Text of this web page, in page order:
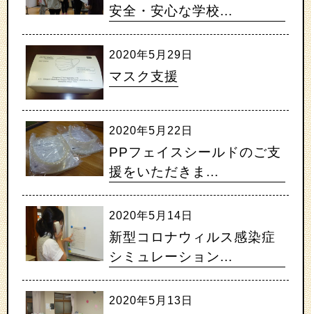
安全・安心な学校...
2020年5月29日
マスク支援
2020年5月22日
PPフェイスシールドのご支
援をいただきま...
2020年5月14日
新型コロナウィルス感染症
シミュレーション...
2020年5月13日